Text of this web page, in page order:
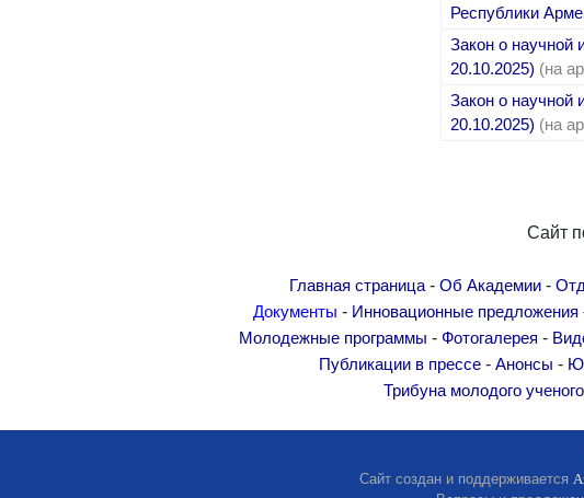
Республики
Закон о научной
20.10.2025) (на
Закон о научной
20.10.2025) (на
Сайт
Главная страница - Об Академии -
Документы - Инновационные предложения
Молодежные программы - Фотогалерея -
Публикации в прессе- Анонсы -
Трибуна молодого ученого
Сайт создан и поддерживается